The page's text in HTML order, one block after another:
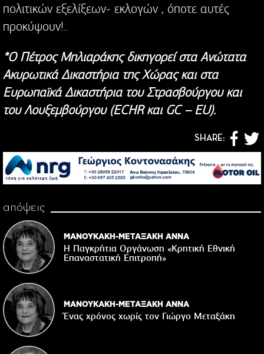
πολιτικών εξελίξεων- εκλογών , όποτε αυτές
προκύψουν!..
*Ο Πέτρος Μηλιαράκης δικηγορεί στα Ανώτατα
Ακυρωτικά Δικαστήρια της Χώρας και στα
Ευρωπαϊκά Δικαστήρια του Στρασβούργου και
του Λουξεμβούργου (ECHR και GC – EU).
SHARE:
απόψεις
ΜΑΝΟΥΚΑΚΗ-ΜΕΤΑΞΑΚΗ ΑΝΝΑ
Η Παγκρήτια Οργάνωση «Κρητική Εθνική
Επαναστατική Eπιτροπή»
ΜΑΝΟΥΚΑΚΗ-ΜΕΤΑΞΑΚΗ ΑΝΝΑ
Ένας χρόνος χωρίς τον Γιώργο Μεταξάκη